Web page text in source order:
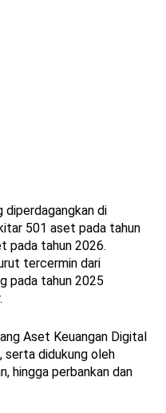
diperdagangkan di
501 aset pada tahun
pada tahun 2026.
tercermin dari
pada tahun 2025
Aset Keuangan Digital
serta didukung oleh
hingga perbankan dan